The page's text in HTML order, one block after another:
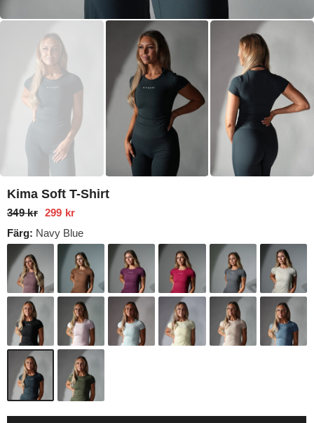
Kima Soft T-Shirt
349 kr 299 kr
Färg: Navy Blue